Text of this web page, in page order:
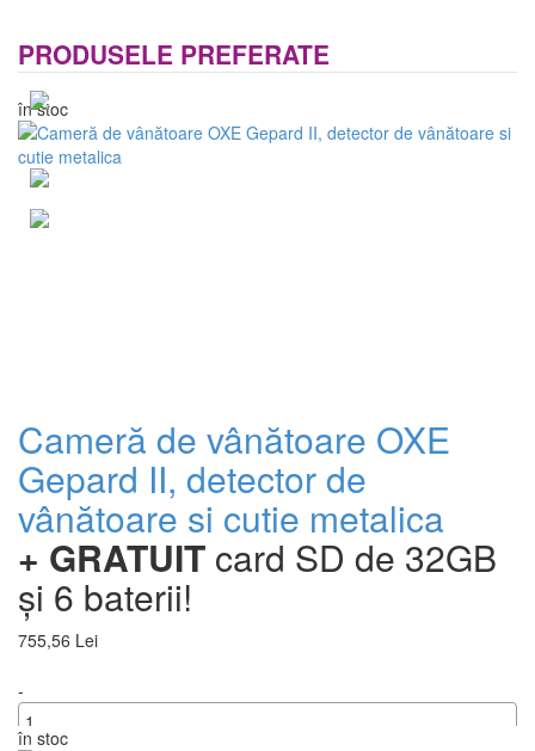
PRODUSELE PREFERATE
în stoc
Cameră de vânătoare OXE
Gepard II, detector de
vânătoare si cutie metalica
+ GRATUIT card SD de 32GB
și 6 baterii!
755,56 Lei
-
în stoc